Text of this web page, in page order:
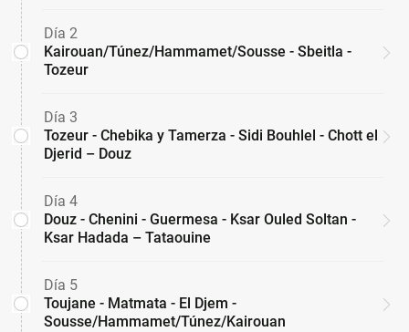
Día 2
Kairouan/Túnez/Hammamet/Sousse - Sbeitla -
Tozeur
Día 3
Tozeur - Chebika y Tamerza - Sidi Bouhlel - Chott el
Djerid – Douz
Día 4
Douz - Chenini - Guermesa - Ksar Ouled Soltan -
Ksar Hadada – Tataouine
Día 5
Toujane - Matmata - El Djem -
Sousse/Hammamet/Túnez/Kairouan